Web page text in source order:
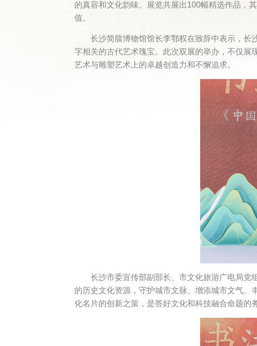
的真容和文化韵味。展览共展出100幅精选作品，
值。
长沙简牍博物馆馆长李鄂权在致辞中表示，长
字相关的古代艺术瑰宝。此次双展的举办，不仅
艺术与雕塑艺术上的卓越创造力和不懈追求。
长沙市委宣传部副部长、市文化旅游广电局党
的历史文化资源，守护城市文脉、增添城市文气
化名片的创新之策，是答好文化和科技融合命题的